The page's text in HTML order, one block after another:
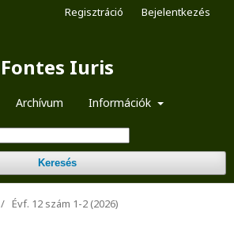
Fontes Iuris
Archívum Információk
Keresés
Regisztráció Bejelentkezés
/ Évf. 12 szám 1-2 (2026)